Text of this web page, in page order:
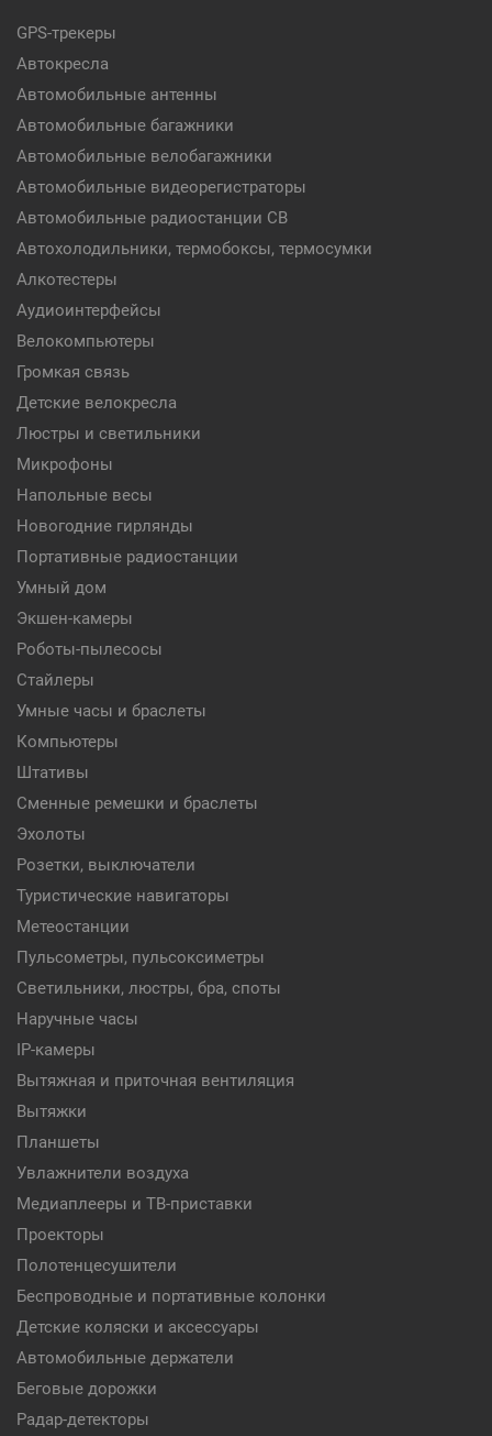
GPS-трекеры
Автокресла
Автомобильные антенны
Автомобильные багажники
Автомобильные велобагажники
Автомобильные видеорегистраторы
Автомобильные радиостанции CB
Автохолодильники, термобоксы, термосумки
Алкотестеры
Аудиоинтерфейсы
Велокомпьютеры
Громкая связь
Детские велокресла
Люстры и светильники
Микрофоны
Напольные весы
Новогодние гирлянды
Портативные радиостанции
Умный дом
Экшен-камеры
Роботы-пылесосы
Стайлеры
Умные часы и браслеты
Компьютеры
Штативы
Сменные ремешки и браслеты
Эхолоты
Розетки, выключатели
Туристические навигаторы
Метеостанции
Пульсометры, пульсоксиметры
Светильники, люстры, бра, споты
Наручные часы
IP-камеры
Вытяжная и приточная вентиляция
Вытяжки
Планшеты
Увлажнители воздуха
Медиаплееры и ТВ-приставки
Проекторы
Полотенцесушители
Беспроводные и портативные колонки
Детские коляски и аксессуары
Автомобильные держатели
Беговые дорожки
Радар-детекторы